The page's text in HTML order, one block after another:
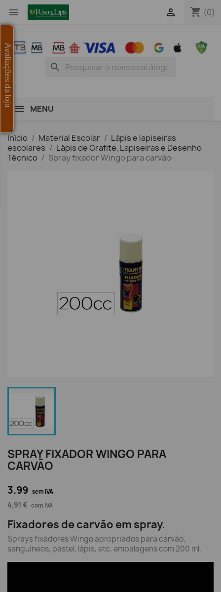
 shopping_cart (0)

search
MENU
Início Material Escolar
Lápis e lapiseiras
escolares
Lápis de Grafite, Lapiseiras e Desenho
Técnico
Spray fixador Wingo para carvão
SPRAY FIXADOR WINGO PARA
CARVÃO
3.99 sem IVA
4,91 € com IVA
Fixadores de carvão em spray.
Sprays fixadores Wingo apropriados para carvão,
sanguíneos, pastel, lápis, etc. embalagens com 200 ml.
Avaliações da loja